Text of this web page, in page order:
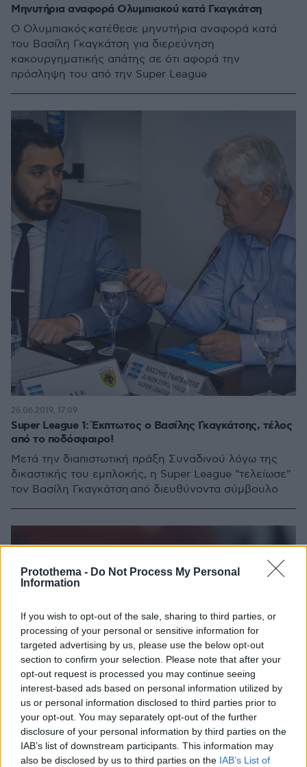
Protothema - Do Not Process My Personal
Information
If you wish to opt-out of the sale, sharing to third parties, or
processing of your personal or sensitive information for
targeted advertising by us, please use the below opt-out
section to confirm your selection. Please note that after your
opt-out request is processed you may continue seeing
interest-based ads based on personal information utilized by
us or personal information disclosed to third parties prior to
your opt-out. You may separately opt-out of the further
disclosure of your personal information by third parties on the
IAB’s list of downstream participants. This information may
also be disclosed by us to third parties on the IAB’s List of
Μηνυτήρια αναφορά Ολυμπιακού κατά Γκαγκάτση
Ο Ολυμπιακός κατέθεσε μηνυτήρια αναφορά κατά
του Βασίλη Γκαγκάτση για διερεύνηση
κακουργηματικής απάτης σε ότι αφορά την
πρόσληψη του από την Super League
Super League 1: Έκπτωτος ο Βασίλης Γκαγκάτσης, τέλος
από το ποδόσφαιρο!
Μετά την διαπιστωτική πράξη Συναδινού λόγω της
δικαστικής του εμπλοκής, η Super League "τελείωσε"
τον Βασίλη Γκαγκάτση από διευθύνοντα σύμβουλο
26.06.2019, 17:09